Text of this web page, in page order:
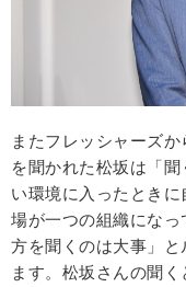
またフレッシャーズか
を聞かれた松坂は「
い環境に入ったとき
場が一つの組織になっ
方を聞くのは大事」
ます。松坂さんの聞